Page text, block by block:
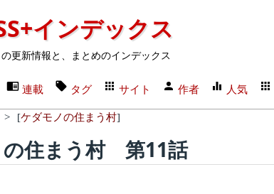
インデックス
更新情報と、まとめのインデックス
連載 タグ サイト 作者 人気
> [ケダモノの住まう村]
の住まう村 第11話